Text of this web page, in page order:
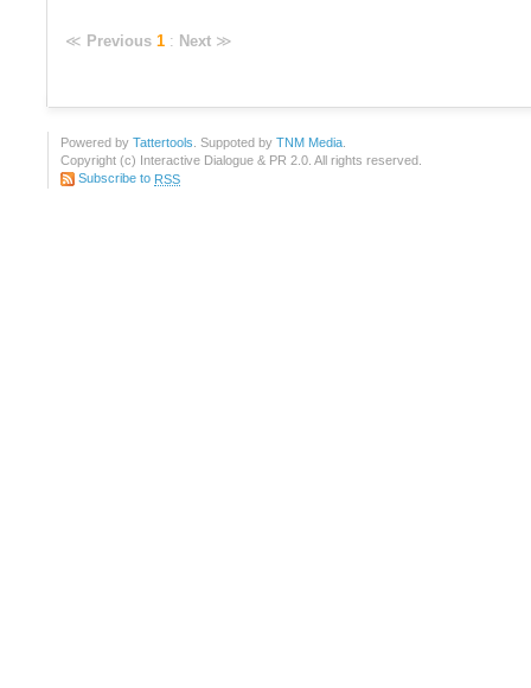
≪ Previous 1 : Next ≫
Powered by Tattertools . Suppoted by TNM Media
Copyright (c) Interactive Dialogue & PR 2.0. All rights reserved.
Subscribe to RSS